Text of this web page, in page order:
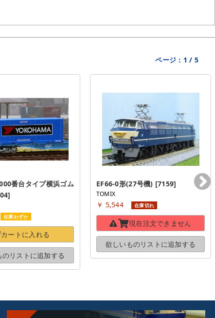
ページ： 1 / 5
番台タイプ横浜ゴム
在庫わずか
カートに入れる
のリストに追加する
EF66-0形(27号機) [7159]
TOMIX
￥ 5,544 在庫切れ
現在注文できません
欲しいものリストに追加する